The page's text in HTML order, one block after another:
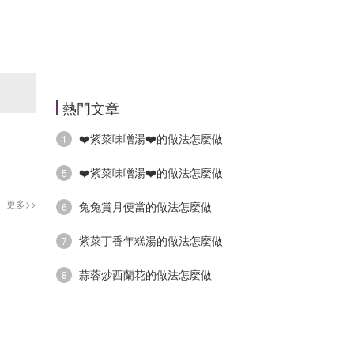
更多>>
熱門文章
1 ❤️紫菜味噌湯❤️的做法怎麼做
5 ❤️紫菜味噌湯❤️的做法怎麼做
6 兔兔賞月便當的做法怎麼做
7 紫菜丁香年糕湯的做法怎麼做
8 蒜蓉炒西蘭花的做法怎麼做